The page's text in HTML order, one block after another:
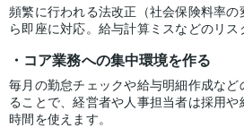
頻繁に行われる法改正（社会保険料率
ら即座に対応。給与計算ミスなどのリス
コア業務への集中環境を作る
毎月の勤怠チェックや給与明細作成な
ることで、経営者や人事担当者は採用
時間を使えます。